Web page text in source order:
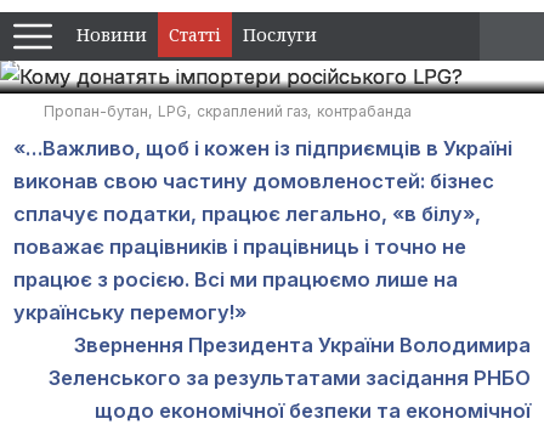
Новини Статті Послуги
14:00 / 20 лютого, 2024
Дмитро Глумов Олександр Сіренко
Пропан-бутан LPG скраплений газ контрабанда
«…Важливо, щоб і кожен із підприємців в Україні
виконав свою частину домовленостей: бізнес
сплачує податки, працює легально, «в білу»,
поважає працівників і працівниць і точно не
працює з росією. Всі ми працюємо лише на
українську перемогу!»
Звернення Президента України Володимира
Зеленського за результатами засідання РНБО
щодо економічної безпеки та економічної